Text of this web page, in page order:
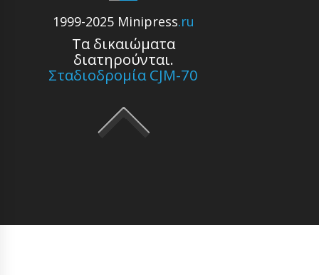
1999-2025 Minipress.ru
Τα δικαιώματα
διατηρούνται.
Σταδιοδρομία CJM-70